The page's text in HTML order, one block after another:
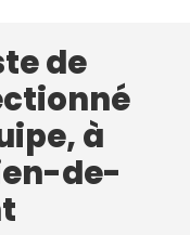
de
à
de-